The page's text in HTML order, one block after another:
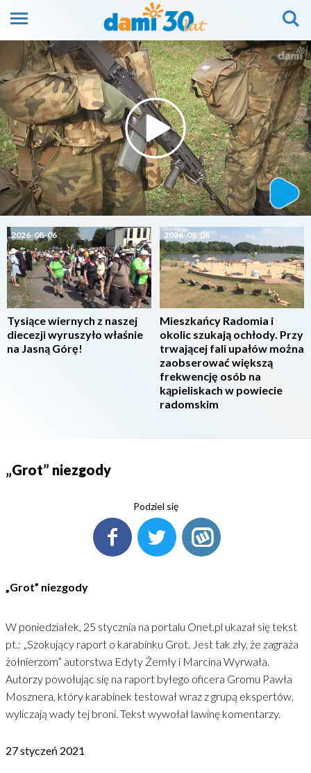
2026-08-06
Tysiące wiernych z naszej
diecezji wyruszyło właśnie
na Jasną Górę!
2026-08-06
Mieszkańcy Radomia i
okolic szukają ochłody. Przy
trwającej fali upałów można
zaobserować większą
frekwencję osób na
kąpieliskach w powiecie
radomskim
„Grot” niezgody
Podziel się
„Grot” niezgody
W poniedziałek, 25 stycznia na portalu Onet.pl ukazał się tekst
pt.: „Szokujący raport o karabinku Grot. Jest tak zły, że zagraża
żołnierzom” autorstwa Edyty Żemły i Marcina Wyrwała.
Autorzy powołując się na raport byłego oficera Gromu Pawła
Mosznera, który karabinek testował wraz z grupą ekspertów,
wyliczają wady tej broni. Tekst wywołał lawinę komentarzy.
27 styczeń 2021